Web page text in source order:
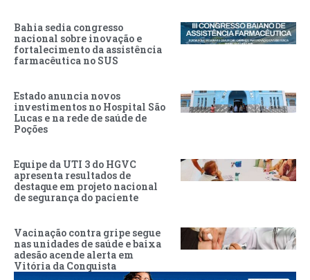
Bahia sedia congresso
nacional sobre inovação e
fortalecimento da assistência
farmacêutica no SUS
Estado anuncia novos
investimentos no Hospital São
Lucas e na rede de saúde de
Poções
Equipe da UTI 3 do HGVC
apresenta resultados de
destaque em projeto nacional
de segurança do paciente
Vacinação contra gripe segue
nas unidades de saúde e baixa
adesão acende alerta em
Vitória da Conquista